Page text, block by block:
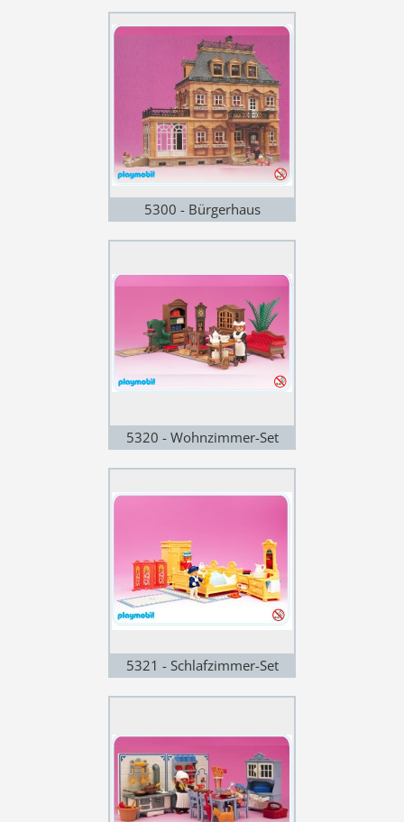
5300 - Bürgerhaus
5320 - Wohnzimmer-Set
5321 - Schlafzimmer-Set